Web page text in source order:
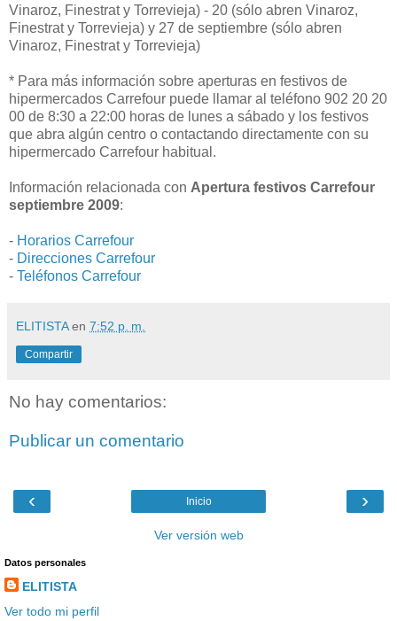
Vinaroz, Finestrat y Torrevieja) - 20 (sólo abren Vinaroz,
Finestrat y Torrevieja) y 27 de septiembre (sólo abren
Vinaroz, Finestrat y Torrevieja)
* Para más información sobre aperturas en festivos de
hipermercados Carrefour puede llamar al teléfono 902 20 20
00 de 8:30 a 22:00 horas de lunes a sábado y los festivos
que abra algún centro o contactando directamente con su
hipermercado Carrefour habitual.
Información relacionada con Apertura festivos Carrefour
septiembre 2009:
- Horarios Carrefour
- Direcciones Carrefour
- Teléfonos Carrefour
ELITISTA en 7:52 p. m.
Compartir
No hay comentarios:
Publicar un comentario
‹ ›
Inicio
Ver versión web
Datos personales
ELITISTA
Ver todo mi perfil